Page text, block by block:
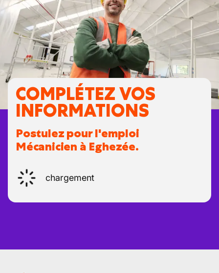
COMPLÉTEZ VOS
INFORMATIONS
Postulez pour l'emploi
Mécanicien à Eghezée.
chargement